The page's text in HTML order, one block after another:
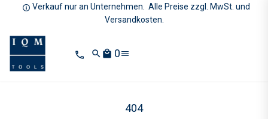
Verkauf nur an Unternehmen. Alle Preise zzgl. MwSt. und
Versandkosten.
search local_mall 0
404